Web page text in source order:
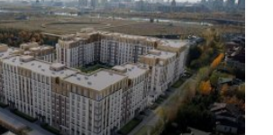
Да, удалить Отмена